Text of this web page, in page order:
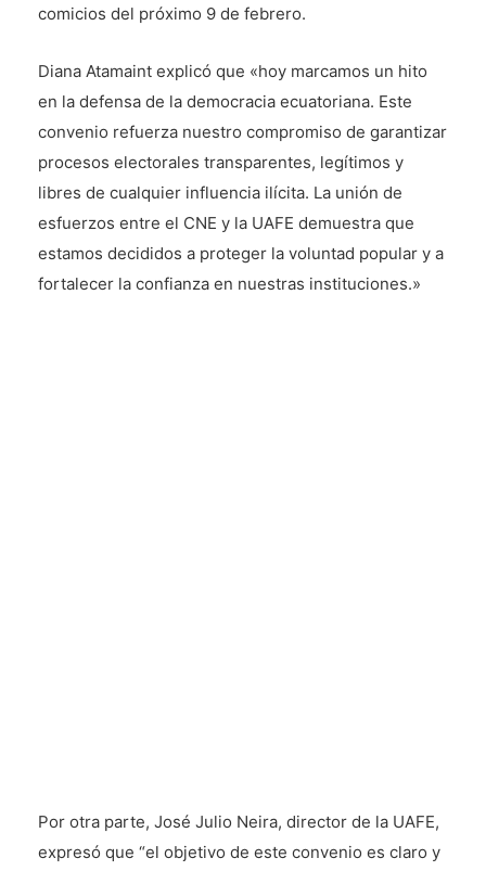
comicios del próximo 9 de febrero.
Diana Atamaint explicó que «hoy marcamos un hito
en la defensa de la democracia ecuatoriana. Este
convenio refuerza nuestro compromiso de garantizar
procesos electorales transparentes, legítimos y
libres de cualquier influencia ilícita. La unión de
esfuerzos entre el CNE y la UAFE demuestra que
estamos decididos a proteger la voluntad popular y a
fortalecer la confianza en nuestras instituciones.»
Por otra parte, José Julio Neira, director de la UAFE,
expresó que “el objetivo de este convenio es claro y